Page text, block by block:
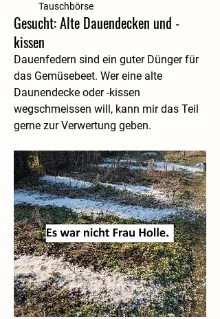
Tauschbörse
Gesucht: Alte Dauendecken und -
kissen
Dauenfedern sind ein guter Dünger für
das Gemüsebeet. Wer eine alte
Daunendecke oder -kissen
wegschmeissen will, kann mir das Teil
gerne zur Verwertung geben.